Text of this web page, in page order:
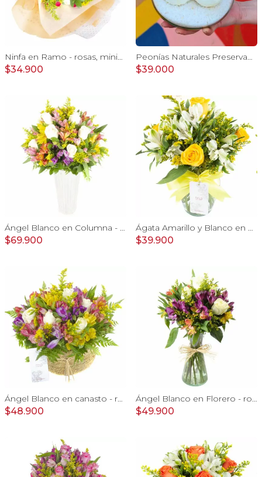
Ninfa en Ramo - rosas, miniclaveles y astromelias
$34.900
Peonías Naturales Preservadas - tres peonías blanco
$39.000
Ángel Blanco en Columna - Rosas ecuatorianas blancas y mix de Astromelias
$69.900
Ágata Amarillo y Blanco en florero - rosas, astromelias
$39.900
Ángel Blanco en canasto - rosas, y mix de astromelias
$48.900
Ángel Blanco en Florero - rosas y mix de astromelias
$49.900